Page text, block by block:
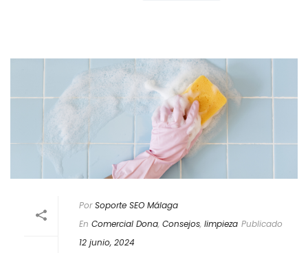
Por Soporte SEO Málaga
En Comercial Dona, Consejos, limpieza Publicado
12 junio, 2024